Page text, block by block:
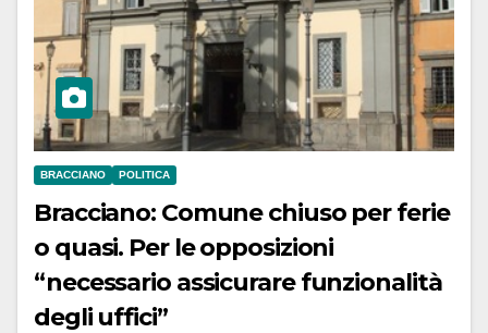
BRACCIANO POLITICA
Bracciano: Comune chiuso per ferie
o quasi. Per le opposizioni
“necessario assicurare funzionalità
degli uffici”